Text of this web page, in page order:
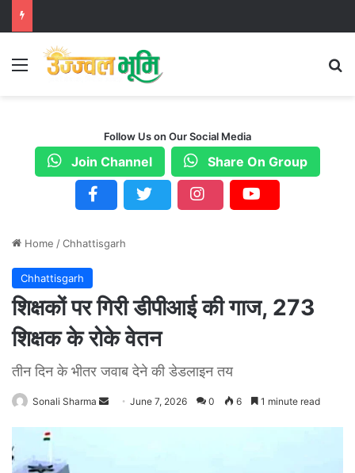
Menu
Follow Us on Our Social Media
Join Channel Share On Group
Home /Chhattisgarh
Chhattisgarh
शिक्षकों पर गिरी डीपीआई की गाज, 273
शिक्षक के रोके वेतन
तीन दिन के भीतर जवाब देने की डेडलाइन तय
Sonali Sharma June 7, 2026 0 6 1 minute read